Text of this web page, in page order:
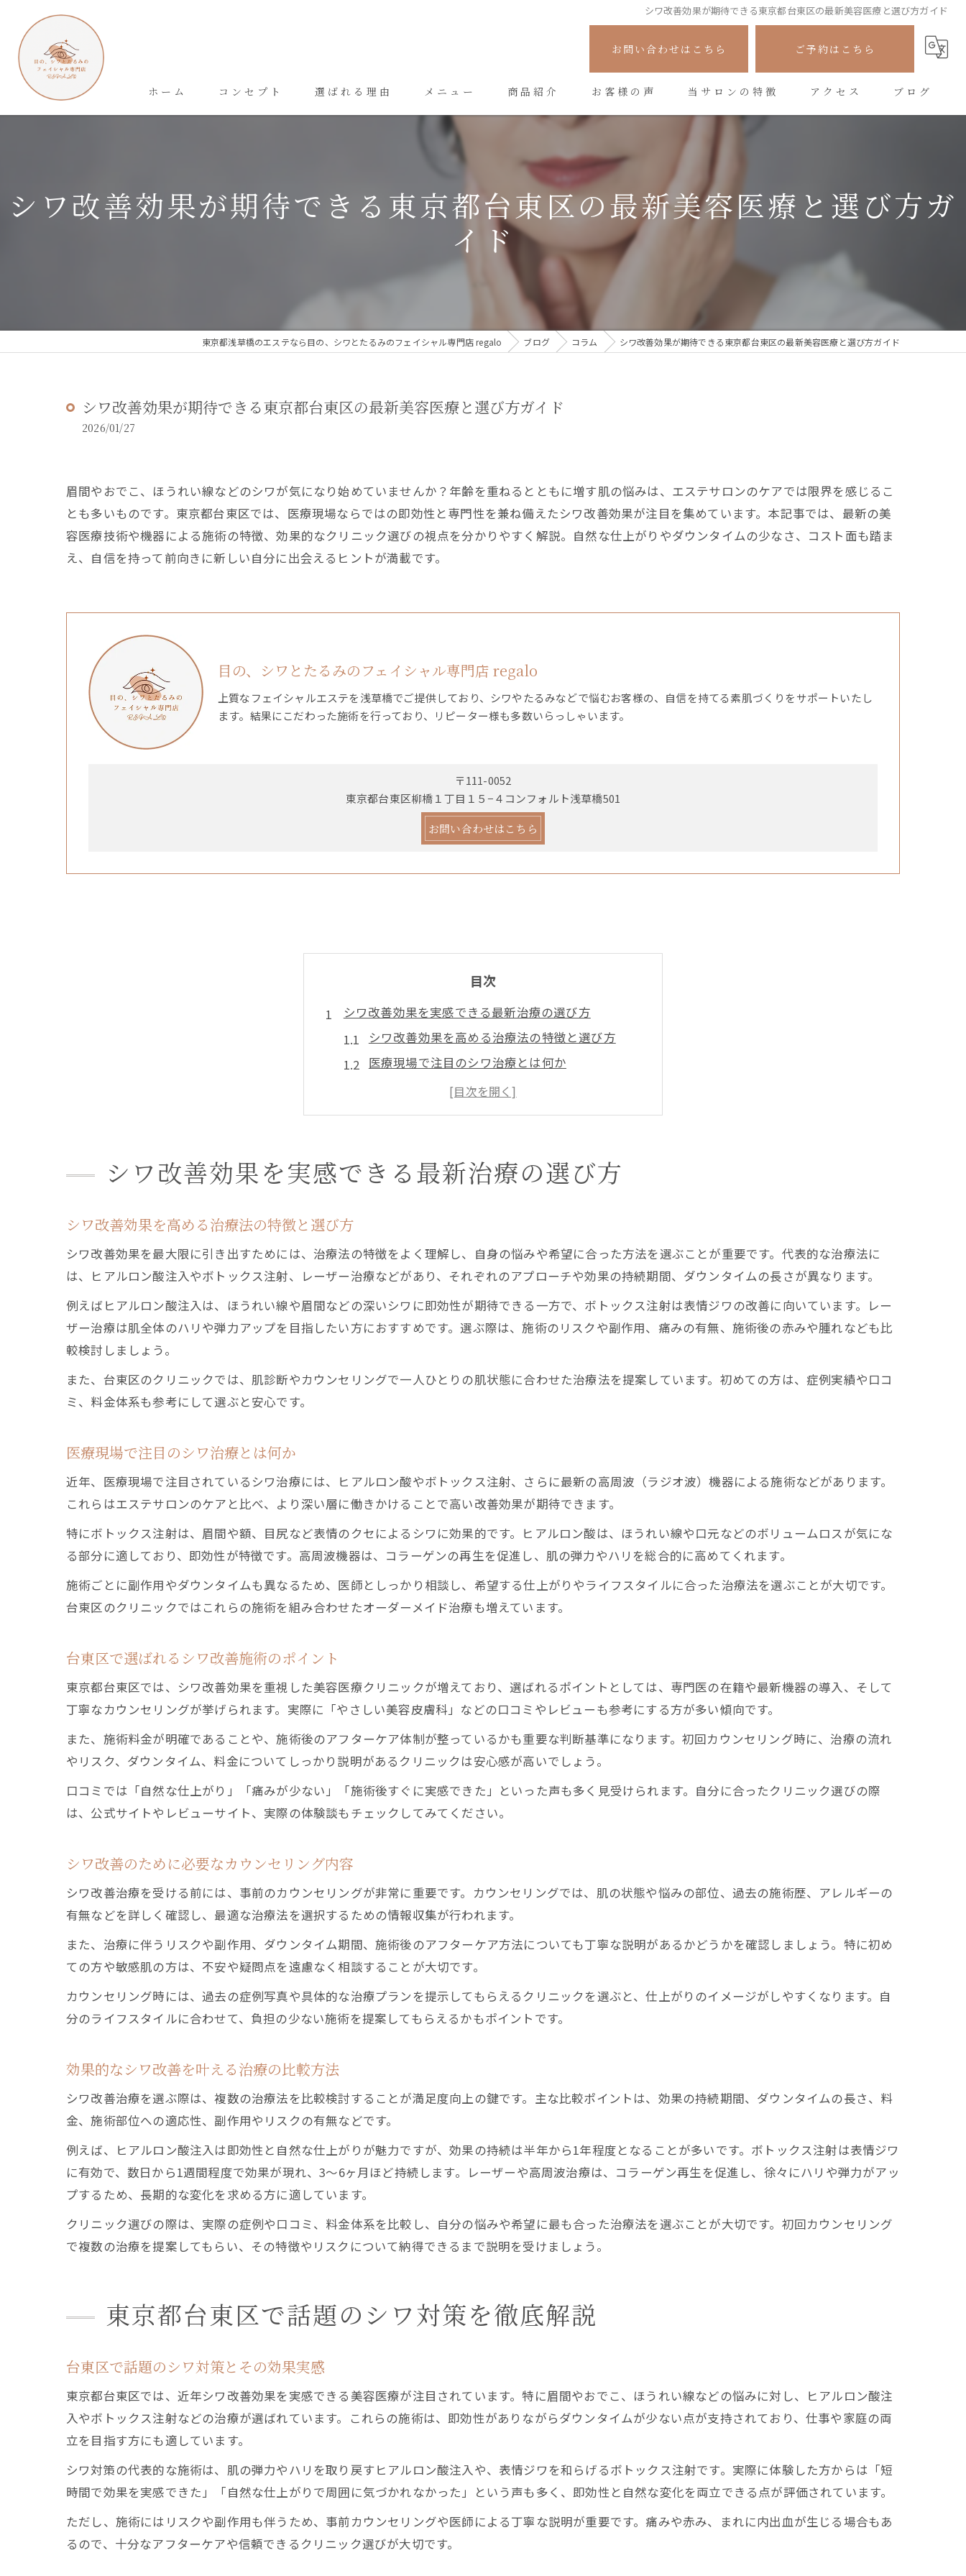
シワ改善効果が期待できる東京都台東区の最新美容医療と選び方ガイド
お問い合わせはこちら ご予約はこちら
ホーム コンセプト 選ばれる理由 メニュー 商品紹介 お客様の声 当サロンの特徴
フェイシャル
たるみ
アクセス ブログ
シワ改善効果が期待できる東京都台東区の最新美容医療と選び方ガ
イド
東京都浅草橋のエステなら目の、シワとたるみのフェイシャル専門店 regalo ブログ コラム シワ改善効果が期待できる東京都台東区の最新美容医療と選び方ガイド
シワ改善効果が期待できる東京都台東区の最新美容医療と選び方ガイド
2026/01/27
眉間やおでこ、ほうれい線などのシワが気になり始めていませんか？年齢を重ねるとともに増す肌の悩みは、エステサロンのケアでは限界を感じるこ
とも多いものです。東京都台東区では、医療現場ならではの即効性と専門性を兼ね備えたシワ改善効果が注目を集めています。本記事では、最新の美
容医療技術や機器による施術の特徴、効果的なクリニック選びの視点を分かりやすく解説。自然な仕上がりやダウンタイムの少なさ、コスト面も踏ま
え、自信を持って前向きに新しい自分に出会えるヒントが満載です。
目の、シワとたるみのフェイシャル専門店 regalo
上質なフェイシャルエステを浅草橋でご提供しており、シワやたるみなどで悩むお客様の、自信を持てる素肌づくりをサポートいたし
ます。結果にこだわった施術を行っており、リピーター様も多数いらっしゃいます。
〒111-0052
東京都台東区柳橋１丁目１５−４コンフォルト浅草橋501
お問い合わせはこちら
目次
シワ改善効果を実感できる最新治療の選び方
シワ改善効果を高める治療法の特徴と選び方
医療現場で注目のシワ治療とは何か
台東区で選ばれるシワ改善施術のポイント
シワ改善のために必要なカウンセリング内容
東京都台東区で話題のシワ対策を徹底解説
台東区で話題のシワ対策とその効果実感
浅草の美容クリニックで受けるシワケアの特徴
表情ジワやほうれい線には何が効くのか
シワ改善効果を実感できる治療法の種類
ヒアルロン酸注入とシワ改善の関連性
シワ改善効果と自然な仕上がりの両立法
台東区で選ぶ自然なシワ治療のポイント
ナチュラルな仕上がりを意識した施術方法
シワ改善で大切なダウンタイムの短縮術
表情を崩さないシワ治療の特徴と実例
ダウンタイムが少ない美容医療のメリット
日常生活に支障をきたさない治療法の解説
忙しい方でも安心のシワ改善医療の特徴
台東区で人気のダウンタイム軽減施術
シワの悩みに応える注入施術の最新事情
シワ改善効果が高い注入施術の種類と特徴
ヒアルロン酸やボツリヌス注射の効き目検証
台東区の美容医療で受けられる注入治療例
シワ改善効果を実感できる最新治療の選び方
シワ改善効果を高める治療法の特徴と選び方
シワ改善効果を最大限に引き出すためには、治療法の特徴をよく理解し、自身の悩みや希望に合った方法を選ぶことが重要です。代表的な治療法に
は、ヒアルロン酸注入やボトックス注射、レーザー治療などがあり、それぞれのアプローチや効果の持続期間、ダウンタイムの長さが異なります。
例えばヒアルロン酸注入は、ほうれい線や眉間などの深いシワに即効性が期待できる一方で、ボトックス注射は表情ジワの改善に向いています。レー
ザー治療は肌全体のハリや弾力アップを目指したい方におすすめです。選ぶ際は、施術のリスクや副作用、痛みの有無、施術後の赤みや腫れなども比
較検討しましょう。
また、台東区のクリニックでは、肌診断やカウンセリングで一人ひとりの肌状態に合わせた治療法を提案しています。初めての方は、症例実績や口コ
ミ、料金体系も参考にして選ぶと安心です。
医療現場で注目のシワ治療とは何か
近年、医療現場で注目されているシワ治療には、ヒアルロン酸やボトックス注射、さらに最新の高周波（ラジオ波）機器による施術などがあります。
これらはエステサロンのケアと比べ、より深い層に働きかけることで高い改善効果が期待できます。
特にボトックス注射は、眉間や額、目尻など表情のクセによるシワに効果的です。ヒアルロン酸は、ほうれい線や口元などのボリュームロスが気にな
る部分に適しており、即効性が特徴です。高周波機器は、コラーゲンの再生を促進し、肌の弾力やハリを総合的に高めてくれます。
施術ごとに副作用やダウンタイムも異なるため、医師としっかり相談し、希望する仕上がりやライフスタイルに合った治療法を選ぶことが大切です。
台東区のクリニックではこれらの施術を組み合わせたオーダーメイド治療も増えています。
台東区で選ばれるシワ改善施術のポイント
東京都台東区では、シワ改善効果を重視した美容医療クリニックが増えており、選ばれるポイントとしては、専門医の在籍や最新機器の導入、そして
丁寧なカウンセリングが挙げられます。実際に「やさしい美容皮膚科」などの口コミやレビューも参考にする方が多い傾向です。
また、施術料金が明確であることや、施術後のアフターケア体制が整っているかも重要な判断基準になります。初回カウンセリング時に、治療の流れ
やリスク、ダウンタイム、料金についてしっかり説明があるクリニックは安心感が高いでしょう。
口コミでは「自然な仕上がり」「痛みが少ない」「施術後すぐに実感できた」といった声も多く見受けられます。自分に合ったクリニック選びの際
は、公式サイトやレビューサイト、実際の体験談もチェックしてみてください。
シワ改善のために必要なカウンセリング内容
シワ改善治療を受ける前には、事前のカウンセリングが非常に重要です。カウンセリングでは、肌の状態や悩みの部位、過去の施術歴、アレルギーの
有無などを詳しく確認し、最適な治療法を選択するための情報収集が行われます。
また、治療に伴うリスクや副作用、ダウンタイム期間、施術後のアフターケア方法についても丁寧な説明があるかどうかを確認しましょう。特に初め
ての方や敏感肌の方は、不安や疑問点を遠慮なく相談することが大切です。
カウンセリング時には、過去の症例写真や具体的な治療プランを提示してもらえるクリニックを選ぶと、仕上がりのイメージがしやすくなります。自
分のライフスタイルに合わせて、負担の少ない施術を提案してもらえるかもポイントです。
効果的なシワ改善を叶える治療の比較方法
シワ改善治療を選ぶ際は、複数の治療法を比較検討することが満足度向上の鍵です。主な比較ポイントは、効果の持続期間、ダウンタイムの長さ、料
金、施術部位への適応性、副作用やリスクの有無などです。
例えば、ヒアルロン酸注入は即効性と自然な仕上がりが魅力ですが、効果の持続は半年から1年程度となることが多いです。ボトックス注射は表情ジワ
に有効で、数日から1週間程度で効果が現れ、3〜6ヶ月ほど持続します。レーザーや高周波治療は、コラーゲン再生を促進し、徐々にハリや弾力がアッ
プするため、長期的な変化を求める方に適しています。
クリニック選びの際は、実際の症例や口コミ、料金体系を比較し、自分の悩みや希望に最も合った治療法を選ぶことが大切です。初回カウンセリング
で複数の治療を提案してもらい、その特徴やリスクについて納得できるまで説明を受けましょう。
東京都台東区で話題のシワ対策を徹底解説
台東区で話題のシワ対策とその効果実感
東京都台東区では、近年シワ改善効果を実感できる美容医療が注目されています。特に眉間やおでこ、ほうれい線などの悩みに対し、ヒアルロン酸注
入やボトックス注射などの治療が選ばれています。これらの施術は、即効性がありながらダウンタイムが少ない点が支持されており、仕事や家庭の両
立を目指す方にも適しています。
シワ対策の代表的な施術は、肌の弾力やハリを取り戻すヒアルロン酸注入や、表情ジワを和らげるボトックス注射です。実際に体験した方からは「短
時間で効果を実感できた」「自然な仕上がりで周囲に気づかれなかった」という声も多く、即効性と自然な変化を両立できる点が評価されています。
ただし、施術にはリスクや副作用も伴うため、事前カウンセリングや医師による丁寧な説明が重要です。痛みや赤み、まれに内出血が生じる場合もあ
るので、十分なアフターケアや信頼できるクリニック選びが大切です。